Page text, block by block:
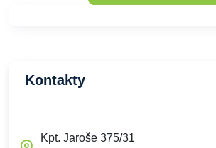
Kontakty
Kpt. Jaroše 375/31